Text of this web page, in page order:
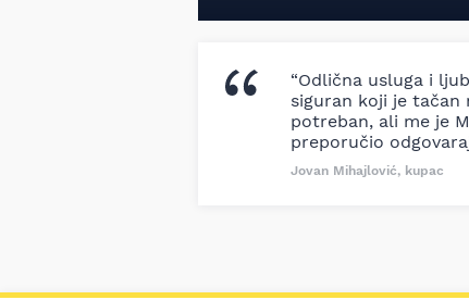
“Odlična usluga i
siguran koji je
potreban, ali me je
preporučio
Jovan Mihajlović, kupac